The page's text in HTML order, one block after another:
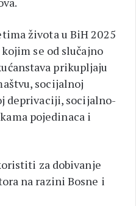
života u BiH 2025
se od slučajno
prikupljaju
socijalnoj
deprivaciji, socijalno-
pojedinaca i
za dobivanje
na razini Bosne i